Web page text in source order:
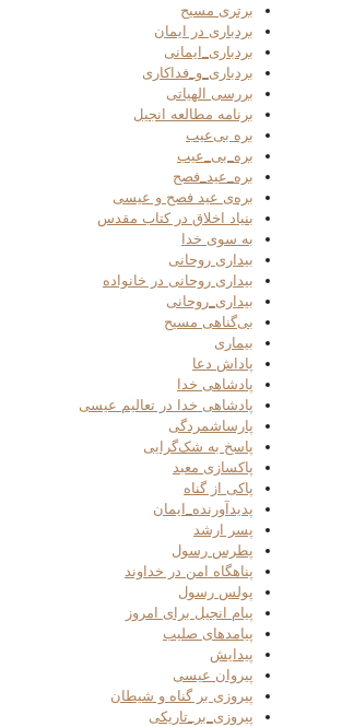
برتری مسیح
بردباری در ایمان
بردباری_ایمانی
بردباری_و_فداکاری
بررسی الهیاتی
برنامه مطالعه انجیل
بره بی‌عیب
بره_بی_عیب
بره_عید_فصح
بره‌ی عید فصح و عیسی
بنیاد اخلاق در کتاب مقدس
به سوی خدا
بیداری روحانی
بیداری روحانی در خانواده
بیداری_روحانی
بی‌گناهی مسیح
بیماری
پاداش دعا
پادشاهی خدا
پادشاهی خدا در تعالیم عیسی
پارساشمردگی
پاسخ به شک‌گرایی
پاکسازی معبد
پاکی از گناه
پدیدآورنده_ایمان
پسر ارشد
پطرس رسول
پناهگاه امن در خداوند
پولس رسول
پیام انجیل برای امروز
پیامدهای صلیب
پیدایش
پیروان عیسی
پیروزی بر گناه و شیطان
پیروزی_بر_تاریکی